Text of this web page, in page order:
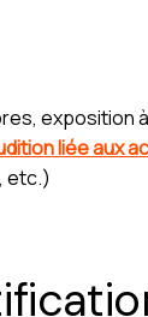
exposition
liée aux
etc.)